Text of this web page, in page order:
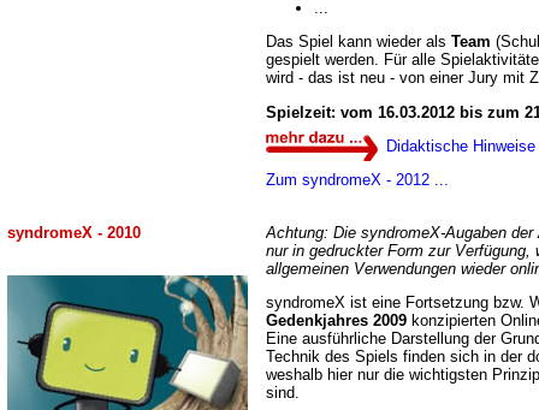
Das Spiel kann wieder als Team
gespielt werden. Für alle
wird - das ist neu - von einer Jury mit
Spielzeit: vom 16.03.2012 bis zum
Didaktische Hinweise
Zum syndromeX - 2012 ...
syndromeX - 2010
Achtung: Die syndromeX-Augaben
nur in gedruckter Form zur Verfügung,
allgemeinen Verwendungen wieder
syndromeX ist eine Fortsetzung bzw.
Gedenkjahres 2009 konzipierten
Eine ausführliche Darstellung der
Technik des Spiels finden sich in der
weshalb hier nur die wichtigsten
sind.